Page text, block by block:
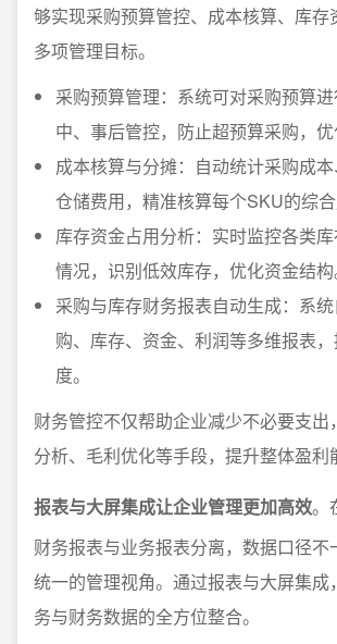
够实现采购预算管控、成本核算、库存
多项管理目标。
采购预算管理：系统可对采购预算
中、事后管控，防止超预算采购，优
成本核算与分摊：自动统计采购成本
仓储费用，精准核算每个SKU的综合
库存资金占用分析：实时监控各类
情况，识别低效库存，优化资金结构
采购与库存财务报表自动生成：系
购、库存、资金、利润等多维报表
度。
财务管控不仅帮助企业减少不必要支出
分析、毛利优化等手段，提升整体盈利
报表与大屏集成让企业管理更加高效。
财务报表与业务报表分离，数据口径不
统一的管理视角。通过报表与大屏集成
务与财务数据的全方位整合。